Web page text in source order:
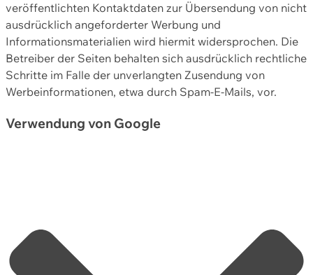
veröffentlichten Kontaktdaten zur Übersendung von nicht
ausdrücklich angeforderter Werbung und
Informationsmaterialien wird hiermit widersprochen. Die
Betreiber der Seiten behalten sich ausdrücklich rechtliche
Schritte im Falle der unverlangten Zusendung von
Werbeinformationen, etwa durch Spam-E-Mails, vor.
Verwendung von Google